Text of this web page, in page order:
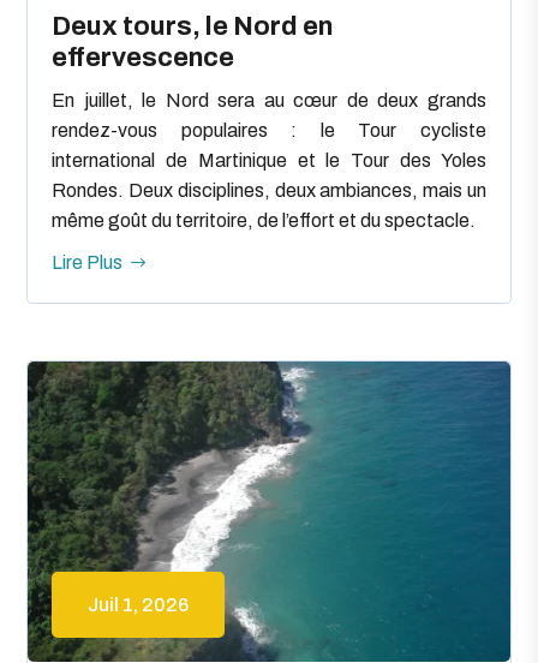
Deux tours, le Nord en
effervescence
En juillet, le Nord sera au cœur de deux grands
rendez-vous populaires : le Tour cycliste
international de Martinique et le Tour des Yoles
Rondes. Deux disciplines, deux ambiances, mais un
même goût du territoire, de l’effort et du spectacle.
Lire Plus
Juil 1, 2026